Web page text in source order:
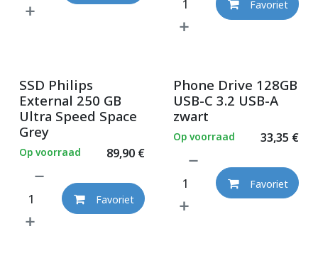
Favoriet
SSD Philips
External 250 GB
Ultra Speed Space
Grey
89,90€
Op voorraad
Favoriet
Phone Drive 128GB
USB-C 3.2 USB-A
zwart
33,35 €
Op voorraad
Favoriet